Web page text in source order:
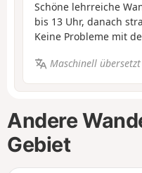
Schöne lehrreiche
bis 13 Uhr, danach
Keine Probleme mit
Maschinell übersetzt
Andere
Gebiet